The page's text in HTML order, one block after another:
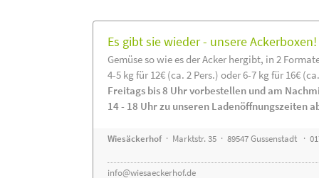
Es gibt sie wieder - unsere Ackerboxen!
Gemüse so wie es der Acker hergibt, in 2
4-5 kg für 12€ (ca. 2 Pers.) oder 6-7 kg für 16€
Freitags bis 8 Uhr vorbestellen und am
14 - 18 Uhr zu unseren Ladenöffnungszeiten
Wiesäckerhof· Marktstr. 35 · 89547 Gussenstadt ·
info@wiesaeckerhof.de